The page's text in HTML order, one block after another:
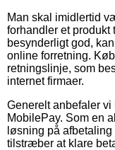
Man skal imidlertid
forhandler et produkt
besynderligt god,
online forretning.
retningslinje, som
internet firmaer.
Generelt anbefaler
MobilePay. Som en
løsning på
tilstræber at klare